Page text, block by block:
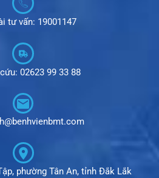
tư vấn: 19001147
02623 99 33 88
phường Tân An, tỉnh Đắk Lắk